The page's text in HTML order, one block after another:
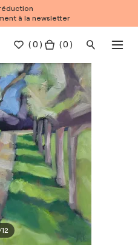
à la newsletter
(0 ) ( 0 )
12